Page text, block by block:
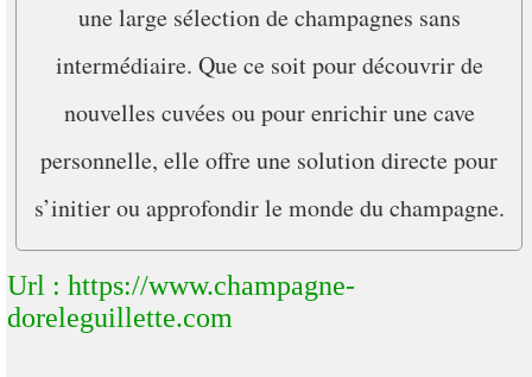
une large sélection de champagnes sans
intermédiaire. Que ce soit pour découvrir de
nouvelles cuvées ou pour enrichir une cave
personnelle, elle offre une solution directe pour
s’initier ou approfondir le monde du champagne.
Url : https://www.champagne-
doreleguillette.com